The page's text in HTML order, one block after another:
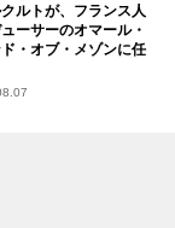
ルトが、フランス人
ーサーのオマール・
・オブ・メゾンに任